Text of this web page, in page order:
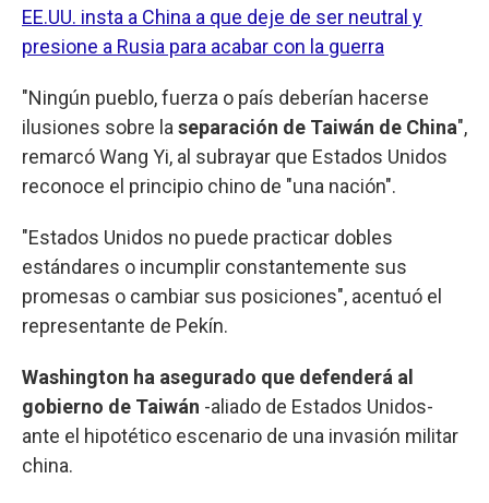
EE.UU. insta a China a que deje de ser neutral y
presione a Rusia para acabar con la guerra
"Ningún pueblo, fuerza o país deberían hacerse
ilusiones sobre la separación de Taiwán de China",
remarcó Wang Yi, al subrayar que Estados Unidos
reconoce el principio chino de "una nación".
"Estados Unidos no puede practicar dobles
estándares o incumplir constantemente sus
promesas o cambiar sus posiciones", acentuó el
representante de Pekín.
Washington ha asegurado que defenderá al
gobierno de Taiwán -aliado de Estados Unidos-
ante el hipotético escenario de una invasión militar
china.